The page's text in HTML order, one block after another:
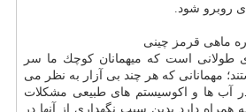
روبرو شود.
طولانی است كه میهمانان كوچك ما سر
مهمانانی كه هر چند بی آزار به نظر می
آب ها و اكوسیستم های طبیعی مشكلات
دارد بدین سبب نگهداری از آنها در